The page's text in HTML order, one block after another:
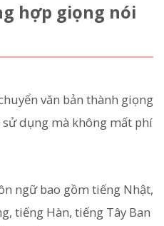
hợp giọng nói
văn bản thành giọng
dụng mà không mất phí
ngữ bao gồm tiếng Nhật,
tiếng Hàn, tiếng Tây Ban